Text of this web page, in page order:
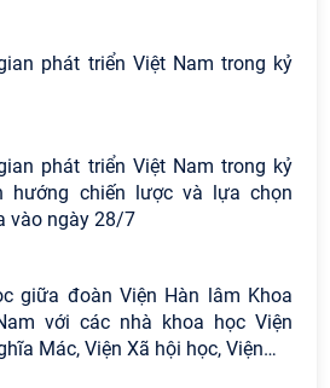
phát triển Việt Nam trong kỷ
phát triển Việt Nam trong kỷ
hướng chiến lược và lựa chọn
vào ngày 28/7
giữa đoàn Viện Hàn lâm Khoa
với các nhà khoa học Viện
Mác, Viện Xã hội học, Viện…
xã hội Việt
giải khuyến
luận bảo vệ
Đảng năm
Tọa đàm
tập, thực